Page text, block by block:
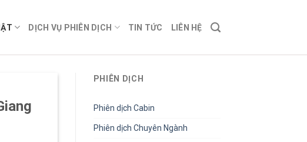
DỊCH VỤ PHIÊN DỊCH TIN TỨC LIÊN HỆ
PHIÊN DỊCH
Phiên dịch Cabin
Phiên dịch Chuyên Ngành